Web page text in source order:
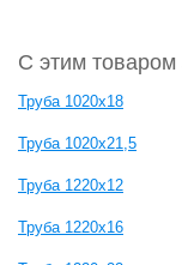
С этим товаром
Труба 1020х18
Труба 1020х21,5
Труба 1220х12
Труба 1220х16